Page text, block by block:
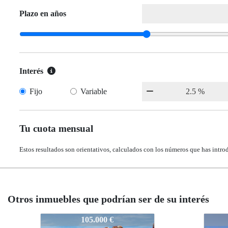
Plazo en años
Interés
Fijo Variable
Tu cuota mensual
Estos resultados son orientativos, calculados con los números que has
Otros inmuebles que podrían ser de su interés
V1-N9828169.000 €
V1-N9828